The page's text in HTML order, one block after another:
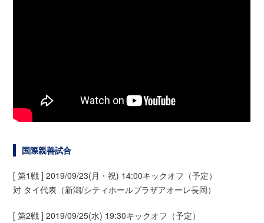
国際親善試合
[ 第1戦 ] 2019/09/23(月・祝) 14:00キックオフ（予定）
対 タイ代表（新潟/シティホールプラザアオーレ長岡）
[ 第2戦 ] 2019/09/25(水) 19:30キックオフ（予定）